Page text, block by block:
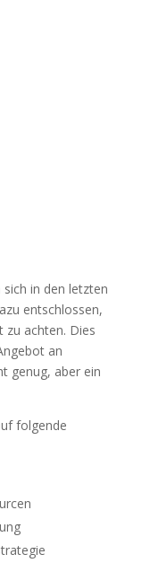
in den letzten
entschlossen,
zu achten. Dies
an
genug, aber ein
folgende